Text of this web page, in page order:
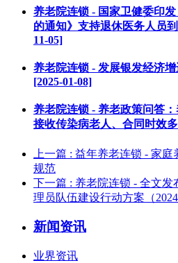
养老院连锁 - 国家卫健委印
的通知》支持退休医务人员
11-05]
养老院连锁 - 发展银发经济
[2025-01-08]
养老院连锁 - 养老政策问答
接收传染病老人、合同时效
上一篇 : 益年养老连锁 - 家
规范
下一篇 : 养老院连锁 - 全文
理员队伍建设行动方案（
新闻资讯
业界资讯